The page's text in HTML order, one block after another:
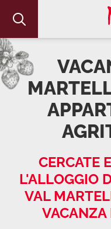
CERCATE
L'ALLOGGIO
VAL
VACANZA